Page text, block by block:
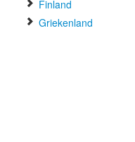
Finland
Griekenland